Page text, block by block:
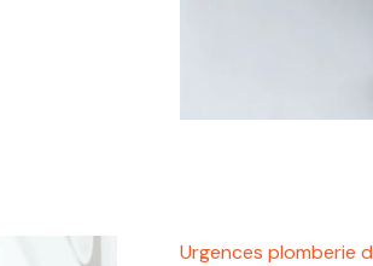
Urgences plomberie